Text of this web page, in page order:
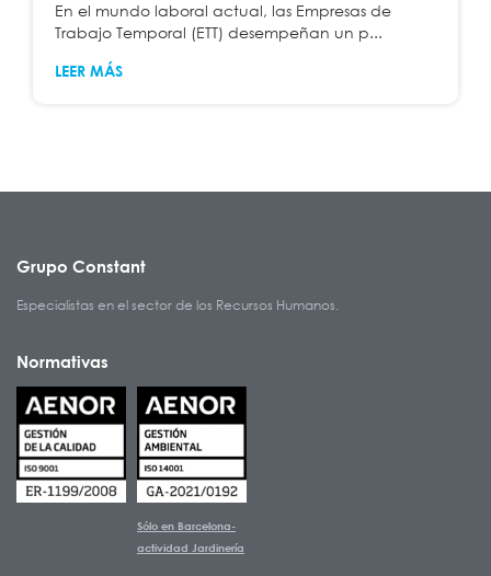
En el mundo laboral actual, las Empresas de
Trabajo Temporal (ETT) desempeñan un p...
LEER MÁS
Grupo Constant
Especialistas en el sector de los Recursos Humanos.
Normativas
Sólo en Barcelona-
actividad Jardinería